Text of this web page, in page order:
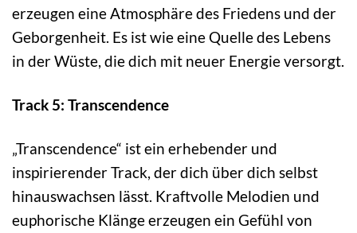
erzeugen eine Atmosphäre des Friedens und der
Geborgenheit. Es ist wie eine Quelle des Lebens
in der Wüste, die dich mit neuer Energie versorgt.
Track 5: Transcendence
„Transcendence“ ist ein erhebender und
inspirierender Track, der dich über dich selbst
hinauswachsen lässt. Kraftvolle Melodien und
euphorische Klänge erzeugen ein Gefühl von